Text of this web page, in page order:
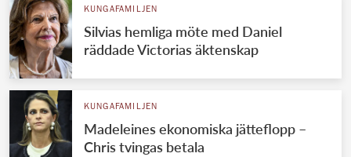
KUNGAFAMILJEN
Silvias hemliga möte med Daniel
räddade Victorias äktenskap
KUNGAFAMILJEN
Madeleines ekonomiska jätteflopp –
Chris tvingas betala